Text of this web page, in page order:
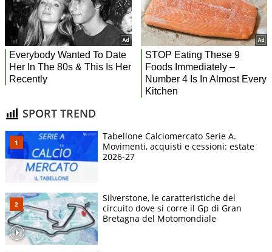
SPORT TREND
Tabellone Calciomercato Serie A.
Movimenti, acquisti e cessioni: estate
2026-27
Silverstone, le caratteristiche del
circuito dove si corre il Gp di Gran
Bretagna del Motomondiale